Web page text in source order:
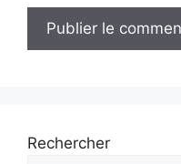
Rechercher